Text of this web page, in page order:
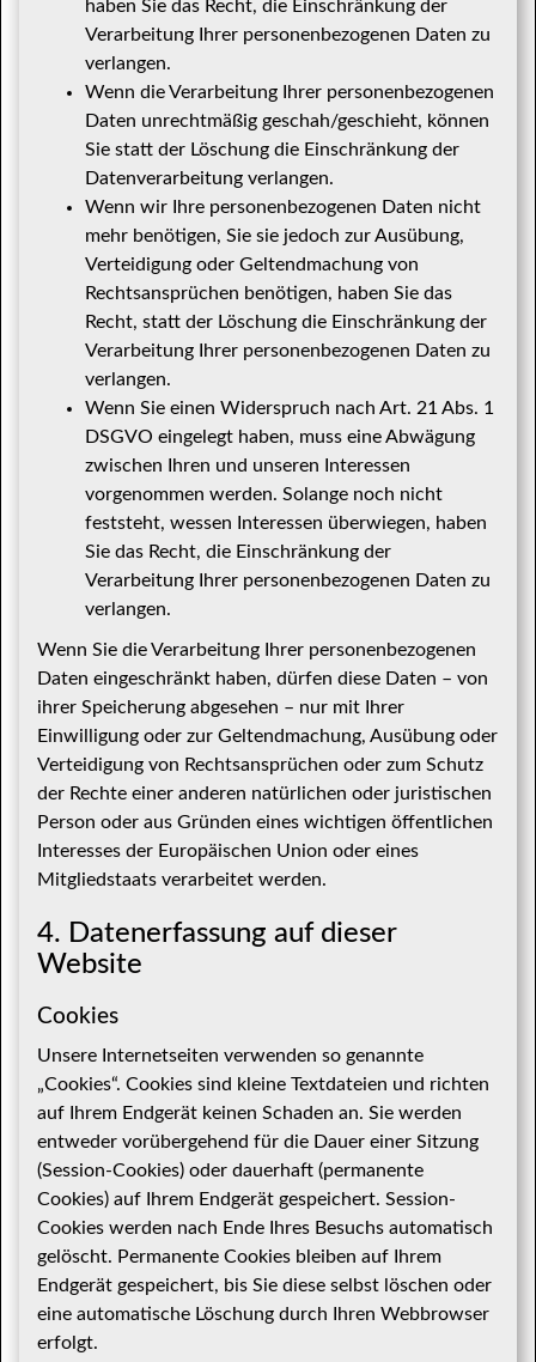
haben Sie das Recht, die Einschränkung der
Verarbeitung Ihrer personenbezogenen Daten zu
verlangen.
Wenn die Verarbeitung Ihrer personenbezogenen
Daten unrechtmäßig geschah/geschieht, können
Sie statt der Löschung die Einschränkung der
Datenverarbeitung verlangen.
Wenn wir Ihre personenbezogenen Daten nicht
mehr benötigen, Sie sie jedoch zur Ausübung,
Verteidigung oder Geltendmachung von
Rechtsansprüchen benötigen, haben Sie das
Recht, statt der Löschung die Einschränkung der
Verarbeitung Ihrer personenbezogenen Daten zu
verlangen.
Wenn Sie einen Widerspruch nach Art. 21 Abs. 1
DSGVO eingelegt haben, muss eine Abwägung
zwischen Ihren und unseren Interessen
vorgenommen werden. Solange noch nicht
feststeht, wessen Interessen überwiegen, haben
Sie das Recht, die Einschränkung der
Verarbeitung Ihrer personenbezogenen Daten zu
verlangen.
Wenn Sie die Verarbeitung Ihrer personenbezogenen
Daten eingeschränkt haben, dürfen diese Daten – von
ihrer Speicherung abgesehen – nur mit Ihrer
Einwilligung oder zur Geltendmachung, Ausübung oder
Verteidigung von Rechtsansprüchen oder zum Schutz
der Rechte einer anderen natürlichen oder juristischen
Person oder aus Gründen eines wichtigen öffentlichen
Interesses der Europäischen Union oder eines
Mitgliedstaats verarbeitet werden.
4. Datenerfassung auf dieser
Website
Cookies
Unsere Internetseiten verwenden so genannte
„Cookies“. Cookies sind kleine Textdateien und richten
auf Ihrem Endgerät keinen Schaden an. Sie werden
entweder vorübergehend für die Dauer einer Sitzung
(Session-Cookies) oder dauerhaft (permanente
Cookies) auf Ihrem Endgerät gespeichert. Session-
Cookies werden nach Ende Ihres Besuchs automatisch
gelöscht. Permanente Cookies bleiben auf Ihrem
Endgerät gespeichert, bis Sie diese selbst löschen oder
eine automatische Löschung durch Ihren Webbrowser
erfolgt.